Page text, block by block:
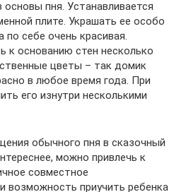
пня. Устанавливается
плите. Украшать ее особо
по себе очень красивая.
к основанию стен несколько
цветы – так домик
в любое время года. При
его изнутри несколькими
обычного пня в сказочный
можно привлечь к
совместное
возможность приучить ребенка